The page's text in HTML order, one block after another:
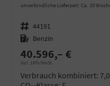
unverbindliche Lieferzeit: Ca. 10
Fahrzeugnr. 44191
Kraftstoff Benzin
40.596,– €
incl. 19% MwSt.
Verbrauch kombiniert: